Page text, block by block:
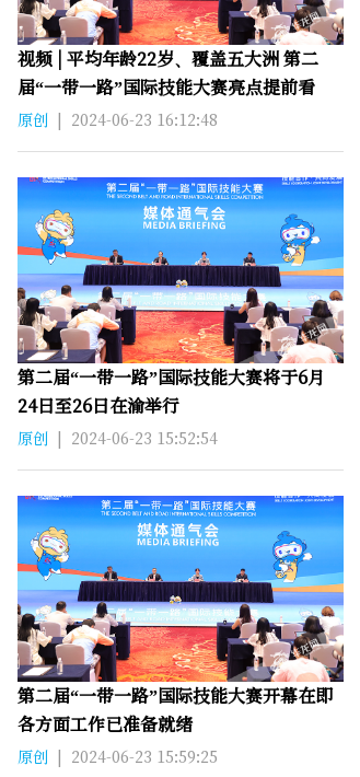
视频 | 平均年龄22岁、覆盖五大洲 第二
届“一带一路”国际技能大赛亮点提前看
原创 | 2024-06-23 16:12:48
第二届“一带一路”国际技能大赛将于6月
24日至26日在渝举行
原创 | 2024-06-23 15:52:54
第二届“一带一路”国际技能大赛开幕在即
各方面工作已准备就绪
原创 | 2024-06-23 15:59:25